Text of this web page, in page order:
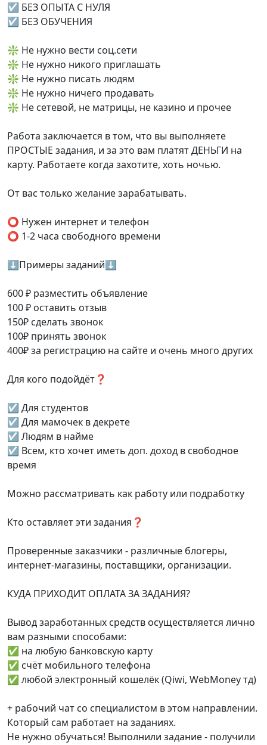
☑️ БЕЗ ОПЫТА С НУЛЯ
☑️ БЕЗ ОБУЧЕНИЯ
❇️ Не нужно вести соц.сети
❇️ Не нужно никого приглашать ⠀
❇️ Не нужно писать людям
❇️ Не нужно ничего продавать
❇️ Не сетевой, не матрицы, не казино и прочее
Работа заключается в том, что вы выполняете
ПРОСТЫЕ задания, и за это вам платят ДЕНЬГИ на
карту. Работаете когда захотите, хоть ночью.
От вас только желание зарабатывать.
⭕️ Нужен интернет и телефон
⭕️ 1-2 часа свободного времени
⬇️Примеры заданий⬇️
600 ₽ разместить объявление
100 ₽ оставить отзыв
150₽ сделать звонок
100₽ принять звонок
400₽ за регистрацию на сайте и очень много других
Для кого подойдёт❓
☑️ Для студентов
☑️ Для мамочек в декрете
☑️ Людям в найме
☑️ Всем, кто хочет иметь доп. доход в свободное
время
Можно рассматривать как работу или подработку
Кто оставляет эти задания❓
Проверенные заказчики - различные блогеры,
интернет-магазины, поставщики, организации.
КУДА ПРИХОДИТ ОПЛАТА ЗА ЗАДАНИЯ?
Вывод заработанных средств осуществляется лично
вам разными способами:
✅ на любую банковскую карту
✅ счёт мобильного телефона
✅ любой электронный кошелёк (Qiwi, WebMoney тд)
+ рабочий чат со специалистом в этом направлении.
Который сам работает на заданиях.
Не нужно обучаться! Выполнили задание - получили